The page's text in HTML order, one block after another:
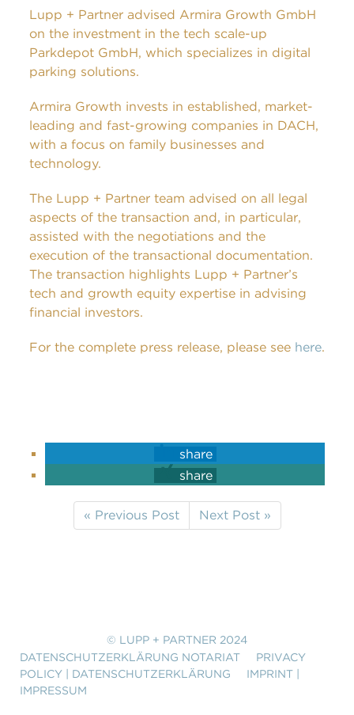
Lupp + Partner advised Armira Growth GmbH
on the investment in the tech scale-up
Parkdepot GmbH, which specializes in digital
parking solutions.
Armira Growth invests in established, market-
leading and fast-growing companies in DACH,
with a focus on family businesses and
technology.
The Lupp + Partner team advised on all legal
aspects of the transaction and, in particular,
assisted with the negotiations and the
execution of the transactional documentation.
The transaction highlights Lupp + Partner’s
tech and growth equity expertise in advising
financial investors.
For the complete press release, please see here.
share
share
« Previous Post Next Post »
© LUPP + PARTNER 2024
DATENSCHUTZERKLÄRUNG NOTARIAT
PRIVACY
POLICY | DATENSCHUTZERKLÄRUNG
IMPRINT |
IMPRESSUM